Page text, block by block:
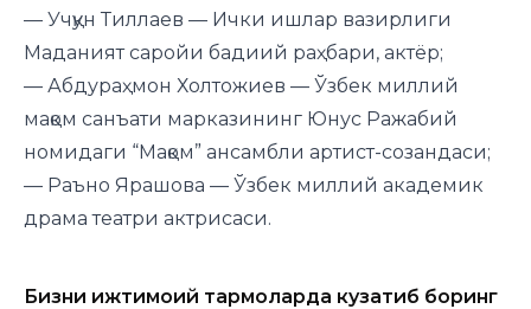
— Учқун Тиллаев — Ички ишлар вазирлиги
Маданият саройи бадиий раҳбари, актёр;
— Абдураҳмон Холтожиев — Ўзбек миллий
мақом санъати марказининг Юнус Ражабий
номидаги “Мақом” ансамбли артист-созандаси;
— Раъно Ярашова — Ўзбек миллий академик
драма театри актрисаси.
Бизни ижтимоий тармоқларда кузатиб боринг